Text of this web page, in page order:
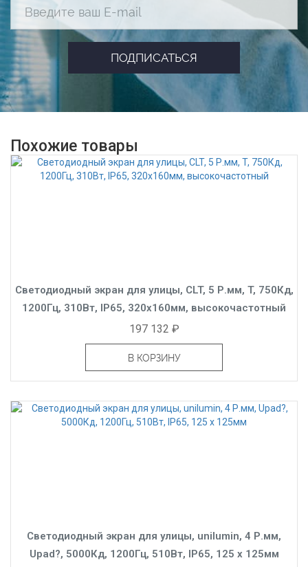
Похожие товары
Светодиодный экран для улицы, CLT, 5 Р.мм, T, 750Кд,
1200Гц, 310Вт, IP65, 320x160мм, высокочастотный
197 132 ₽
В КОРЗИНУ
Светодиодный экран для улицы, unilumin, 4 Р.мм,
Upad?, 5000Кд, 1200Гц, 510Вт, IP65, 125 x 125мм